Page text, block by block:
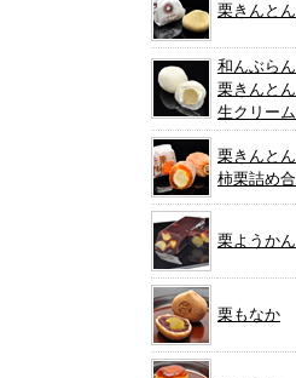
栗きんとん
和んぶらん
栗きんとん
生クリー
栗きんとん
柿栗詰め
栗ようかん
栗もなか